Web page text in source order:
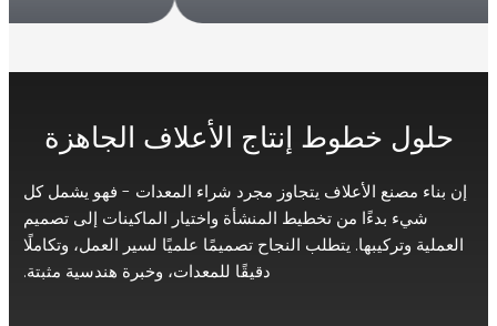
خطوط إنتاج الأعلاف الجاهزة
مصنع الأعلاف يتجاوز مجرد شراء المعدات - فهو يشمل كل
شيء بدءًا من تخطيط المنشأة واختيار الماكينات إلى تصميم
وتركيبها. يتطلب النجاح تصميمًا علميًا لسير العمل، وتكاملًا
دقيقًا للمعدات، وخبرة هندسية مثبتة.